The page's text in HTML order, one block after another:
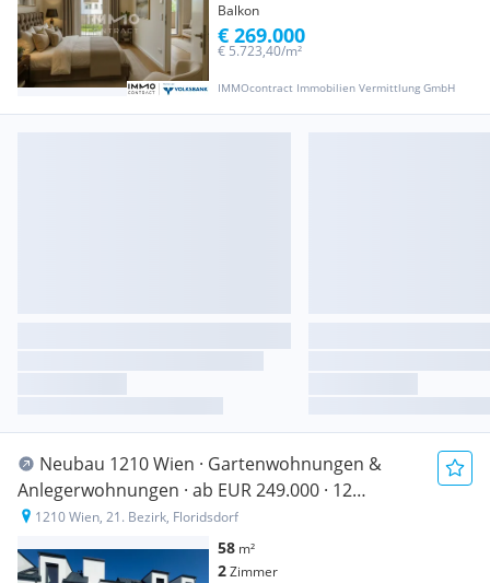
Balkon
IMMOcontract Immobilien Vermittlung GmbH
€ 5.723,40/m²
€ 269.000
Neubau 1210 Wien · Gartenwohnungen &
Anlegerwohnungen · ab EUR 249.000 · 12
Einheiten · Erstbezug!
1210 Wien, 21. Bezirk, Floridsdorf
58 m²
2Zimmer